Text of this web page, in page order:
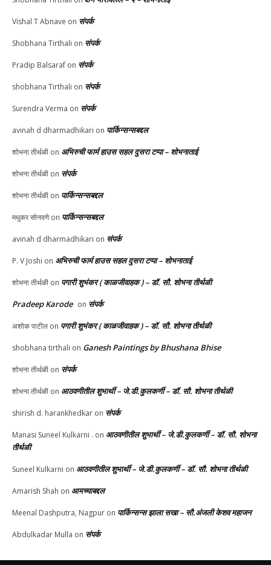
Vishal T Abnave on संपर्क
Shobhana Tirthali on संपर्क
Pradip Balsaraf on संपर्क
shobhana Tirthali on संपर्क
Surendra Verma on संपर्क
avinah d dharmadhikari on पार्किन्सन्सबद्दल
शोभना तीर्थळी on अभिरुची फार्म हाउस सहल दुसरा टप्पा – शोभनाताई
शोभना तीर्थळी on संपर्क
शोभना तीर्थळी on पार्किन्सन्सबद्दल
मधुकर सोनवणेon पार्किन्सन्सबद्दल
avinah d dharmadhikari on संपर्क
P. V Joshi on अभिरुची फार्म हाउस सहल दुसरा टप्पा – शोभनाताई
शोभना तीर्थळी on पगारी शुभंकर ( काळजीवाहक ) – डॉ. सौ. शोभना तीर्थळी
Pradeep Karode on संपर्क
अशोक पाटील on पगारी शुभंकर ( काळजीवाहक ) – डॉ. सौ. शोभना तीर्थळी
shobhana tirthali on Ganesh Paintings by Bhushana Bhise
शोभना तीर्थळी on संपर्क
शोभना तीर्थळी on आठवणीतील शुभार्थी – जे.डी.कुलकर्णी – डॉ. सौ. शोभना तीर्थळी
shirish d. harankhedkar on संपर्क
Manasi Suneel Kulkarni . on आठवणीतील शुभार्थी – जे.डी.कुलकर्णी – डॉ. सौ. शोभना
तीर्थळी
Suneel Kulkarni on आठवणीतील शुभार्थी – जे.डी.कुलकर्णी – डॉ. सौ. शोभना तीर्थळी
Amarish Shah on आमच्याबद्दल
Meenal Dashputra, Nagpur on पार्किन्सन्स झाला सखा – सौ.अंजली केशव महाजन
Abdulkadar Mulla on संपर्क